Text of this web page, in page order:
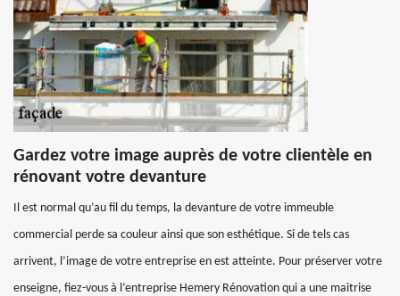
Gardez votre image auprès de votre clientèle en
rénovant votre devanture
Il est normal qu’au fil du temps, la devanture de votre immeuble
commercial perde sa couleur ainsi que son esthétique. Si de tels cas
arrivent, l’image de votre entreprise en est atteinte. Pour préserver votre
enseigne, fiez-vous à l’entreprise Hemery Rénovation qui a une maitrise